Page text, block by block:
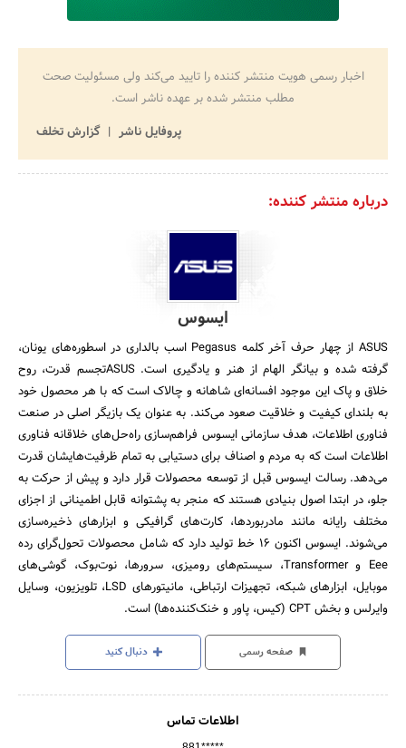
اخبار رسمی هویت منتشر کننده را تایید می‌کند ولی مسئولیت صحت
مطلب منتشر شده بر عهده ناشر است.
پروفایل ناشر
گزارش تخلف
درباره منتشر کننده:
ایسوس
ASUS از چهار حرف آخر کلمه Pegasus اسب بالداری در اسطوره‌های یونان،
گرفته شده و بیانگر الهام از هنر و یادگیری است. ASUSتجسم قدرت، روح
خلاق و پاک این موجود افسانه‌ای شاهانه و چالاک است که با هر محصول خود
به بلندای کیفیت و خلاقیت صعود می‌کند. به عنوان یک بازیگر اصلی در صنعت
فناوری اطلاعات، هدف سازمانی ایسوس فراهم‌سازی راه‌حل‌های خلاقانه فناوری
اطلاعات است که به مردم و اصناف برای دستیابی به تمام ظرفیت‌هایشان قدرت
می‌دهد. رسالت ایسوس قبل از توسعه محصولات قرار دارد و پیش از حرکت به
جلو، در ابتدا اصول بنیادی هستند که منجر به پشتوانه قابل اطمینانی از اجزای
مختلف رایانه مانند مادربوردها، کارت‌های گرافیکی و ابزارهای ذخیره‌سازی
می‌شوند. ایسوس اکنون 16 خط تولید دارد که شامل محصولات تحول‌گرای رده
Eee و Transformer، سیستم‌های رومیزی، سرورها، نوت‌بوک، گوشی‌های
موبایل، ابزارهای شبکه، تجهیزات ارتباطی، مانیتورهای LSD، تلویزیون، وسایل
وایرلس و بخش CPT (کیس، پاور و خنک‌کننده‌ها) است.
صفحه رسمی دنبال کنید
اطلاعات تماس